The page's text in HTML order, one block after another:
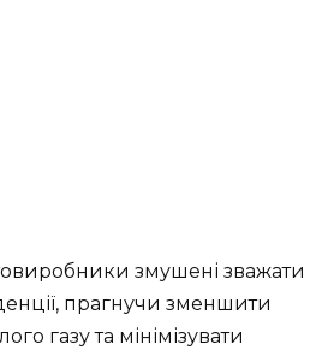
змушені зважати
прагнучи зменшити
газу та мінімізувати